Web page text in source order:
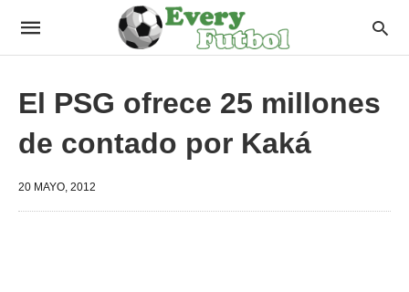
El PSG ofrece 25 millones
de contado por Kaká
20 MAYO, 2012